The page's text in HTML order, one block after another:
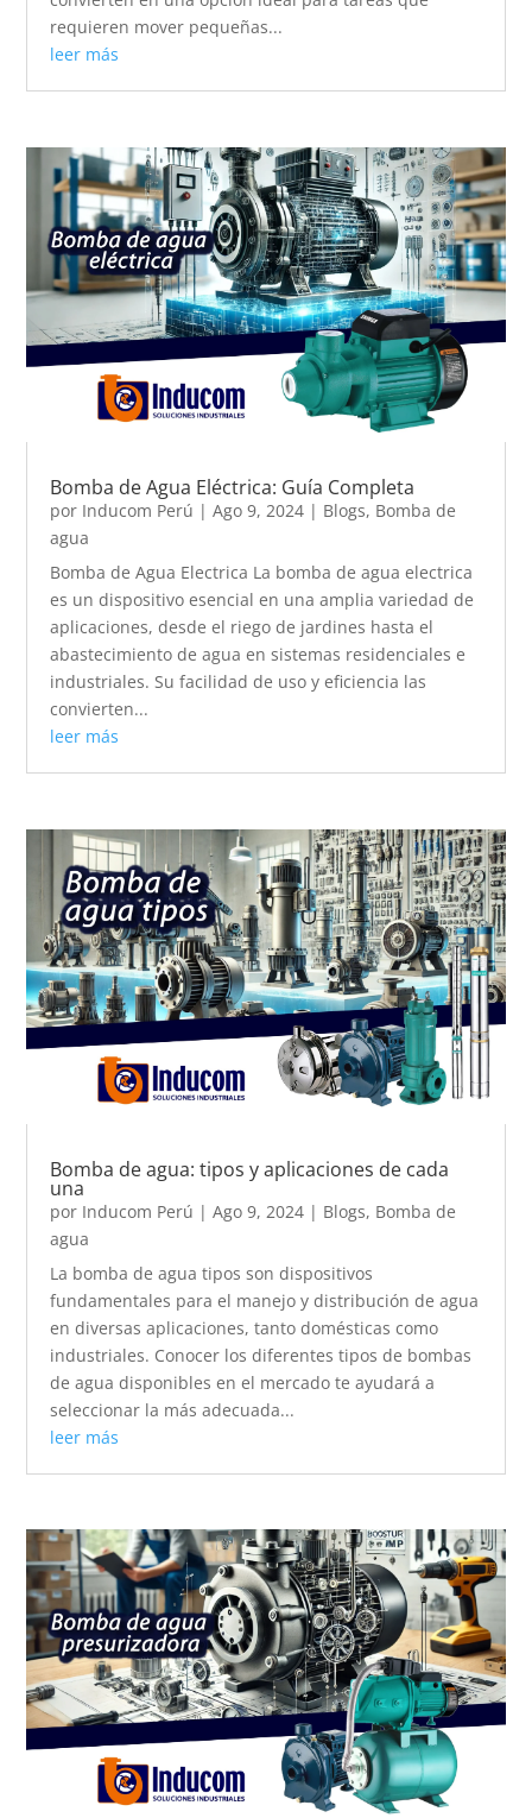
requieren mover pequeñas...
leer más
Bomba de Agua Eléctrica: Guía Completa
por Inducom Perú |Ago 9, 2024 | Blogs, Bomba de
agua
Bomba de Agua Electrica La bomba de agua electrica
es un dispositivo esencial en una amplia variedad de
aplicaciones, desde el riego de jardines hasta el
abastecimiento de agua en sistemas residenciales e
industriales. Su facilidad de uso y eficiencia las
convierten...
leer más
Bomba de agua: tipos y aplicaciones de cada
una
por Inducom Perú |Ago 9, 2024 | Blogs, Bomba de
agua
La bomba de agua tipos son dispositivos
fundamentales para el manejo y distribución de agua
en diversas aplicaciones, tanto domésticas como
industriales. Conocer los diferentes tipos de bombas
de agua disponibles en el mercado te ayudará a
seleccionar la más adecuada...
leer más